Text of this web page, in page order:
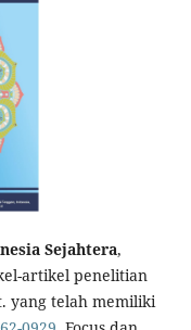
Sejahtera,
artikel penelitian
yang telah memiliki